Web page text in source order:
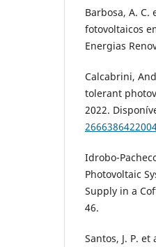
Barbosa, A. C.
fotovoltaicos
Energias
Calcabrini,
tolerant
2022.
Idrobo-
Photovoltaic
Supply in a
46.
Santos, J. P.